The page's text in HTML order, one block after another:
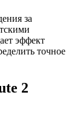
за
эффект
точное
2